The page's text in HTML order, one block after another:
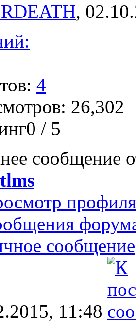
,
4
26,302
/ 5
сообщение
профиля
сообщение
11:48